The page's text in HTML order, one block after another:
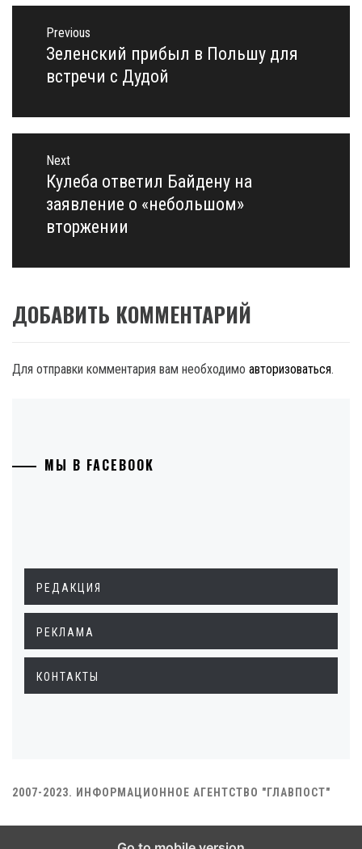
Навигация
записям
Previous
Previous
post:
Зеленский прибыл в Польшу для
встречи с Дудой
Next
Next
post:
Кулеба ответил Байдену на
заявление о «небольшом»
вторжении
ДОБАВИТЬ КОММЕНТАРИЙ
Для отправки комментария вам необходимо авторизоваться.
МЫ В FACEBOOK
РЕДАКЦИЯ
РЕКЛАМА
КОНТАКТЫ
2007-2023. ИНФОРМАЦИОННОЕ АГЕНТСТВО "ГЛАВПОСТ"